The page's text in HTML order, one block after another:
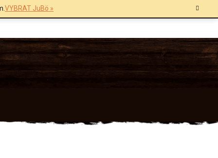
VYBRAT JuBö »